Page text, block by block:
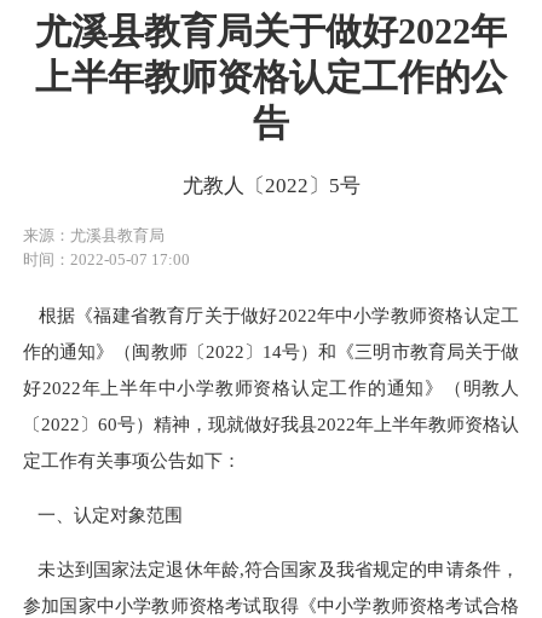
尤溪县教育局关于做好2022年
上半年教师资格认定工作的公
告
尤教人〔2022〕5号
来源：尤溪县教育局
时间：2022-05-07 17:00
根据《福建省教育厅关于做好2022年中小学教师资格认定工
作的通知》（闽教师〔2022〕14号）和《三明市教育局关于做
好2022年上半年中小学教师资格认定工作的通知》（明教人
〔2022〕60号）精神，现就做好我县2022年上半年教师资格认
定工作有关事项公告如下：
一、认定对象范围
未达到国家法定退休年龄,符合国家及我省规定的申请条件，
参加国家中小学教师资格考试取得《中小学教师资格考试合格